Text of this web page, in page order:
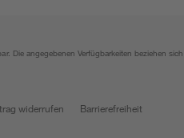
Die angegebenen Verfügbarkeiten beziehen
widerrufen Barrierefreiheit